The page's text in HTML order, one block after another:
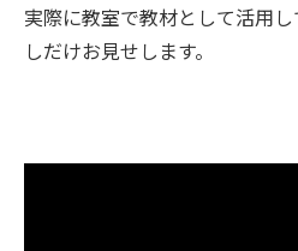
実際に教室で教材として活用
しだけお見せします。